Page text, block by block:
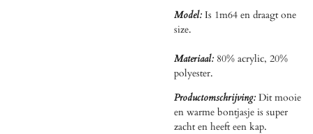
Model: Is 1m64 en draagt one
size.
Materiaal: 80% acrylic, 20%
polyester.
Productomschrijving: Dit mooie
en warme bontjasje is super
zacht en heeft een kap.